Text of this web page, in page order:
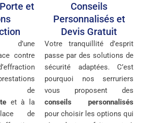
et
d’une
contre
de
et à la
de
Conseils
Personnalisés et
Devis Gratuit
Votre tranquillité d’esprit
passe par des solutions de
sécurité adaptées. C’est
pourquoi nos serruriers
vous proposent des
conseils personnalisés
pour choisir les options qui